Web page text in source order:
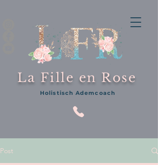
La Fille en Rose
Holistisch Ademcoach
Post